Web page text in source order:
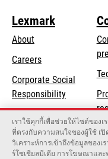
Lexmark
About
Careers
Corporate Social
Responsibilityopens
in
a
new
tab
Sustainability
Lexmark Partners
เราใช้คุกกี้เพื่อช่วยให้ไซต์ของ
ที่ตรงกับความสนใจของผู้ใช้ เ
วิเคราะห์การเข้าถึงข้อมูลของ
ร์โซเชียลมีเดีย การโฆษณาและ